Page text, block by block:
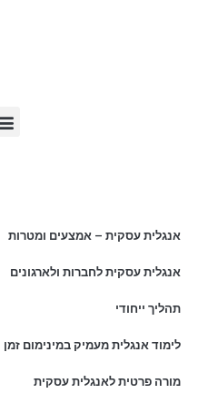
אנגלית עסקית – אמצעים ומטרות
אנגלית עסקית לחברות ולארגונים
תהליך ייחודי
לימוד אנגלית מעמיק במינימום זמן
מורה פרטית לאנגלית עסקית